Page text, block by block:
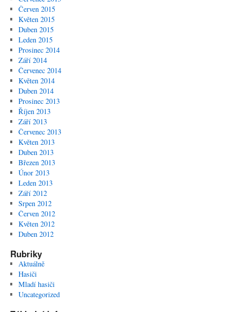
Červen 2015
Květen 2015
Duben 2015
Leden 2015
Prosinec 2014
Září 2014
Červenec 2014
Květen 2014
Duben 2014
Prosinec 2013
Říjen 2013
Září 2013
Červenec 2013
Květen 2013
Duben 2013
Březen 2013
Únor 2013
Leden 2013
Září 2012
Srpen 2012
Červen 2012
Květen 2012
Duben 2012
Rubriky
Aktuálně
Hasiči
Mladí hasiči
Uncategorized